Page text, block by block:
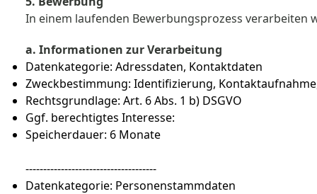
In einem laufenden Bewerbungsprozess verarbeiten
a. Informationen zur Verarbeitung
Datenkategorie: Adressdaten, Kontaktdaten
Zweckbestimmung: Identifizierung,
Rechtsgrundlage: Art. 6 Abs. 1 b) DSGVO
Ggf. berechtigtes Interesse:
Speicherdauer: 6 Monate
-------------------------------------
Datenkategorie: Personenstammdaten